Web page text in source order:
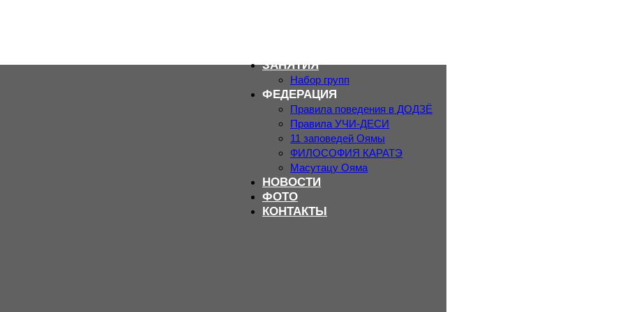
ЗАНЯТИЯ
Набор групп
ФЕДЕРАЦИЯ
Правила поведения в ДОДЗЁ
Правила УЧИ-ДЕСИ
11 заповедей Оямы
ФИЛОСОФИЯ КАРАТЭ
Масутацу Ояма
НОВОСТИ
ФОТО
КОНТАКТЫ